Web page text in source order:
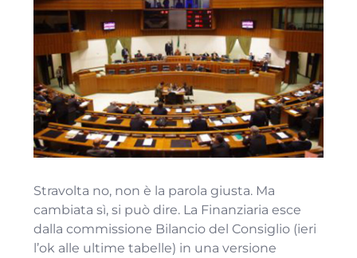
Stravolta no, non è la parola giusta. Ma
cambiata sì, si può dire. La Finanziaria esce
dalla commissione Bilancio del Consiglio (ieri
l’ok alle ultime tabelle) in una versione